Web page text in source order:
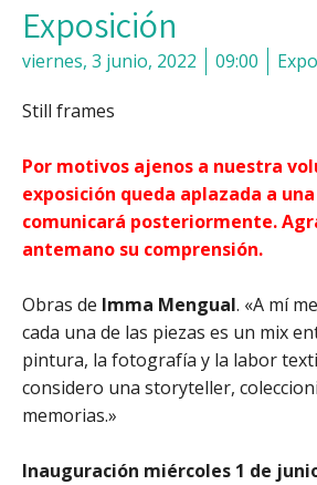
Exposición
viernes, 3 junio, 2022 09:00
Still frames
Por motivos ajenos a nuestra
exposición queda aplazada a
comunicará posteriormente.
antemano su comprensión.
Obras de Imma Mengual. «A mí
cada una de las piezas es un mix
pintura, la fotografía y la labor
considero una storyteller,
memorias.»
Inauguración miércoles 1 de